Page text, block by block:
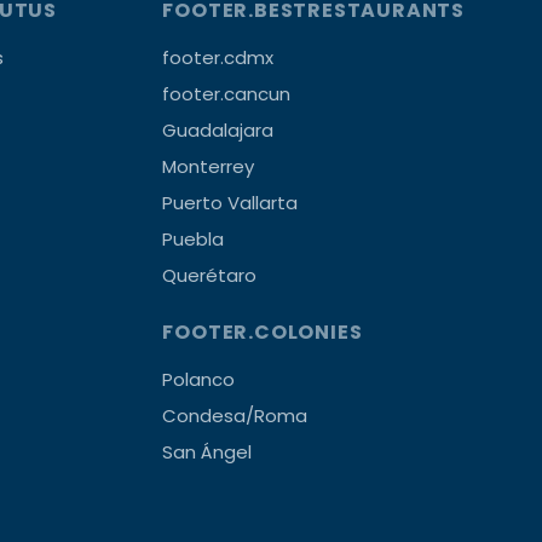
FOOTER.BESTRESTAURANTS
footer.cdmx
footer.cancun
Guadalajara
Monterrey
Puerto Vallarta
Puebla
Querétaro
FOOTER.COLONIES
Polanco
Condesa/Roma
San Ángel